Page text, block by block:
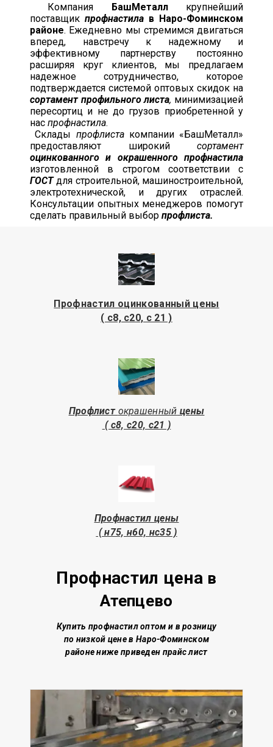
Компания БашМеталлкрупнейший
поставщик профнастила в Наро-Фоминском
районе. Ежедневно мы стремимся двигаться
вперед, навстречу к надежному и
эффективному партнерству постоянно
расширяя круг клиентов, мы предлагаем
надежное сотрудничество, которое
подтверждается системой оптовых скидок на
сортамент профильного листа, минимизацией
пересортиц и не до грузов приобретенной у
нас профнастила.
Склады профлистакомпании «БашМеталл»
предоставляют широкий сортамент
оцинкованного и окрашенного профнастила
изготовленной в строгом соответствии с
ГОСТдля строительной, машиностроительной,
электротехнической, и других отраслей.
Консультации опытных менеджеров помогут
сделать правильный выбор профлиста.
Профнастил оцинкованный цены
( с8, с20, с 21 )
Профлист окрашенный цены
( с8, с20, с21 )
Профнастил цены
( н75, н60, нс35 )
Профнастил цена в
Атепцево
Купить профнастил оптом и в розницу
по низкой ценев Наро-Фоминском
районениже приведен прайс лист